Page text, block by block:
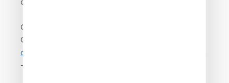
avec une équipe dédiée à Nantes.
Contact Pays de la Loire Participations :
Quentin Chancereul –
q.chancereul@siparex.com
–